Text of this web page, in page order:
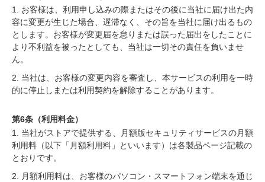
1. お客様は、利用申し込みの際またはその後に当社に届け出た内
容に変更が生じた場合、遅滞なく、その旨を当社に届け出るもの
とします。お客様が変更届を怠りまたは誤った届出をしたことに
より不利益を被ったとしても、当社は一切その責任を負いませ
ん。
2. 当社は、お客様の変更内容を審査し、本サービスの利用を一時
的に停止しまたは利用契約を解除することがあります。
第6条（利用料金）
1. 当社がストアで提供する、月額版セキュリティサービスの月額
利用料（以下「月額利用料」といいます）は各製品ページ記載の
とおりです。
2. 月額利用料は、お客様のパソコン・スマートフォン端末を通じ